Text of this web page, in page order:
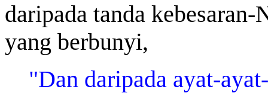
daripada tanda
yang berbunyi,
"Dan daripada ayat-